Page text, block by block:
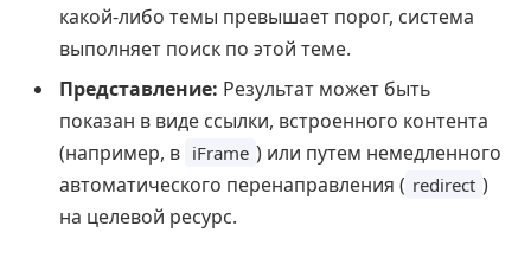
какой-либо темы превышает порог, система
выполняет поиск по этой теме.
Представление: Результат может быть
показан в виде ссылки, встроенного контента
(например, в iFrame ) или путем немедленного
автоматического перенаправления ( redirect )
на целевой ресурс.